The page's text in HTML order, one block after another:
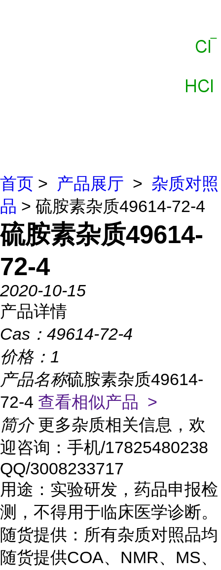
首页 > 产品展厅 > 杂质对照
品 > 硫胺素杂质49614-72-4
硫胺素杂质49614-
72-4
2020-10-15
产品详情
Cas： 49614-72-4
价格： 1
产品名称硫胺素杂质49614-
72-4 查看相似产品 >
简介 更多杂质相关信息，欢
迎咨询：手机/17825480238
QQ/3008233717
用途：实验研发，药品申报检
测，不得用于临床医学诊断。
随货提供：所有杂质对照品均
随货提供COA、NMR、MS、